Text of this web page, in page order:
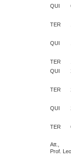
QUI
TER
QUI
TER
QUI
TER
QUI
TER
Att.,
Prof.